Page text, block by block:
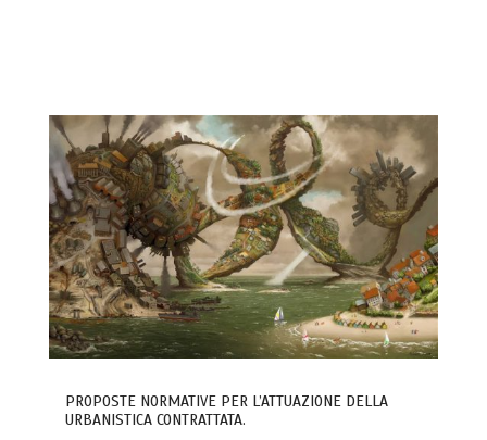
PROPOSTE NORMATIVE PER L’ATTUAZIONE DELLA
URBANISTICA CONTRATTATA.